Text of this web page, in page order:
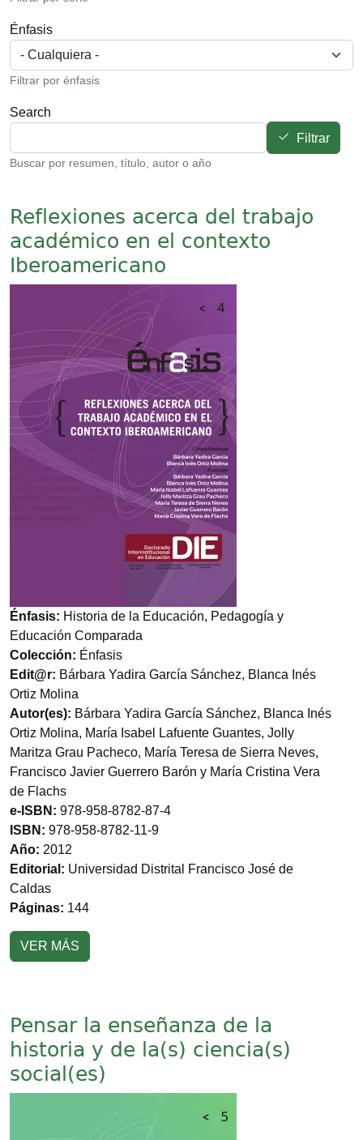
Énfasis
Filtrar por énfasis
Search
Buscar por resumen, título, autor o año
Filtrar
Reflexiones acerca del trabajo
académico en el contexto
Iberoamericano
Énfasis: Historia de la Educación, Pedagogía y
Educación Comparada
Colección: Énfasis
Edit@r: Bárbara Yadira García Sánchez, Blanca Inés
Ortiz Molina
Autor(es): Bárbara Yadira García Sánchez, Blanca Inés
Ortiz Molina, María Isabel Lafuente Guantes, Jolly
Maritza Grau Pacheco, María Teresa de Sierra Neves,
Francisco Javier Guerrero Barón y María Cristina Vera
de Flachs
e-ISBN: 978-958-8782-87-4
ISBN: 978-958-8782-11-9
Año: 2012
Editorial: Universidad Distrital Francisco José de
Caldas
Páginas: 144
VER MÁS
Pensar la enseñanza de la
historia y de la(s) ciencia(s)
social(es)